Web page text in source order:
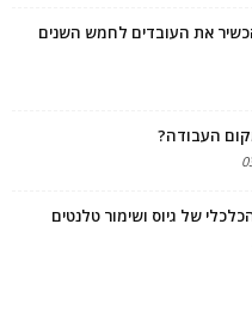
את העובדים לחמש השנים
העבודה?